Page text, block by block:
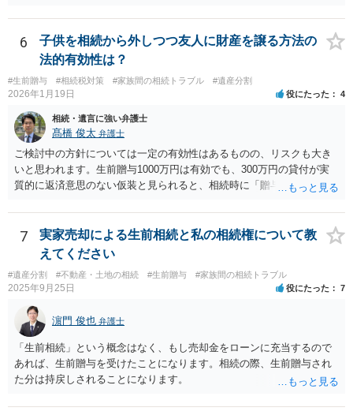
6
子供を相続から外しつつ友人に財産を譲る方法の
法的有効性は？
#生前贈与 #相続税対策 #家族間の相続トラブル #遺産分割
2026年1月19日 役にたった 4
相続・遺言に強い弁護士
髙橋 俊太 弁護士
ご検討中の方針については一定の有効性はあるものの、リスクも大き
いと思われます。生前贈与1000万円は有効でも、300万円の貸付が実
質的に返済意思のない仮装と見られると、相続時に「贈与」と評価さ
法として考えられるものとしては、 ①信託（家族信託・目的信託） 財
産を信託口に移し、受託者（信頼できる友人や専門職）に管理させ、
・生存中はあなたの生活費・介護費に優先充当 ・残余を友人や慈善団
体へ と使途を厳格に指定。相続ではなく信託帰属になるため、子の関
与を大きく排除できます。 ②遺言＋生命保険の組合せ 生活資金は手元
に残し、余剰資金で受取人を友人・団体にした保険を活用。保険金は
相続財産とは別枠で、遺留分対策にも有効と思われます。 ③負担付死
因贈与 「介護・見守り等を条件に、死亡時に財産を渡す」契約。条件
不履行なら無効にでき、老後の安心を担保できます。 ④ 寄附予約＋解
除条件 慈善団体への寄附を予約しつつ、資金不足時は解除できる条項
を設定。 などがあり得るかと思われます。
7
実家売却による生前相続と私の相続権について教
えてください
#遺産分割 #不動産・土地の相続 #生前贈与 #家族間の相続トラブル
2025年9月25日 役にたった 7
濵門 俊也 弁護士
「生前相続」という概念はなく、もし売却金をローンに充当するので
あれば、生前贈与を受けたことになります。相続の際、生前贈与され
た分は持戻しされることになります。